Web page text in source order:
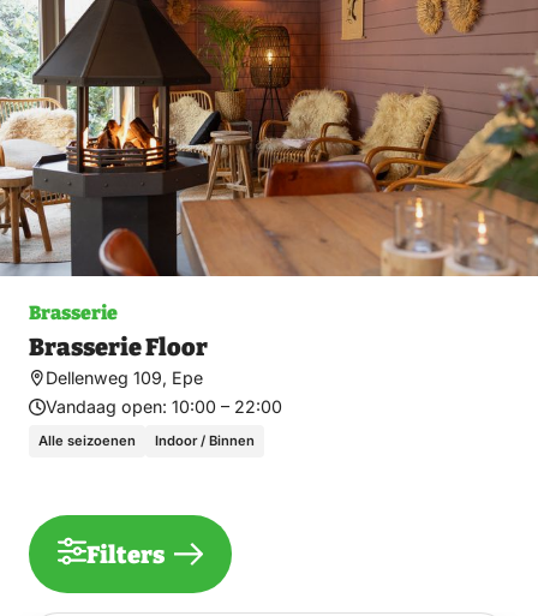
Brasserie
Brasserie Floor
Dellenweg 109, Epe
Vandaag open: 10:00 – 22:00
Alle seizoenen Indoor / Binnen
Filters